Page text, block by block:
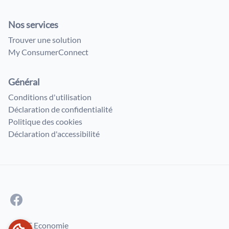
Nos services
Trouver une solution
My ConsumerConnect
Général
Conditions d'utilisation
Déclaration de confidentialité
Politique des cookies
Déclaration d'accessibilité
© SPF Economie